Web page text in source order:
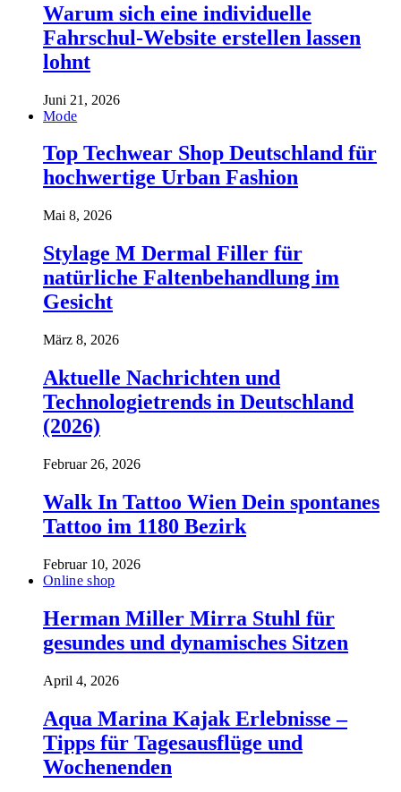
Warum sich eine individuelle
Fahrschul-Website erstellen lassen
lohnt
Juni 21, 2026
Mode
Top Techwear Shop Deutschland für
hochwertige Urban Fashion
Mai 8, 2026
Stylage M Dermal Filler für
natürliche Faltenbehandlung im
Gesicht
März 8, 2026
Aktuelle Nachrichten und
Technologietrends in Deutschland
(2026)
Februar 26, 2026
Walk In Tattoo Wien Dein spontanes
Tattoo im 1180 Bezirk
Februar 10, 2026
Online shop
Herman Miller Mirra Stuhl für
gesundes und dynamisches Sitzen
April 4, 2026
Aqua Marina Kajak Erlebnisse –
Tipps für Tagesausflüge und
Wochenenden